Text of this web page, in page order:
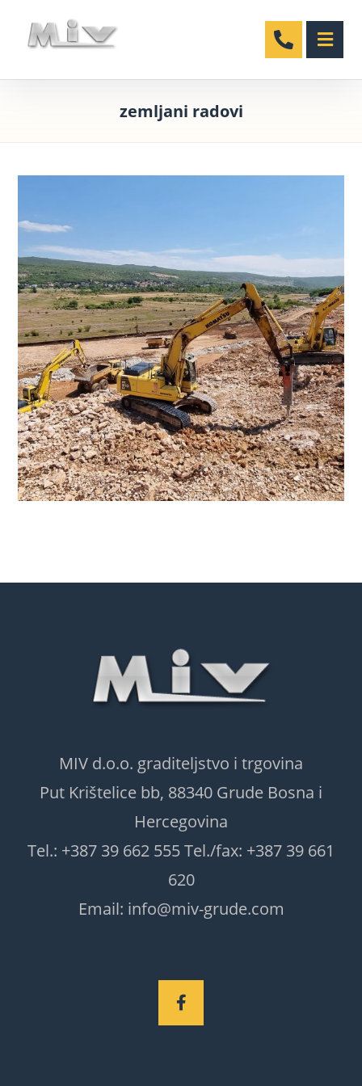
zemljani radovi
MIV d.o.o. graditeljstvo i trgovina
Put Krištelice bb, 88340 Grude Bosna i
Hercegovina
Tel.: +387 39 662 555 Tel./fax: +387 39 661
620
Email: info@miv-grude.com